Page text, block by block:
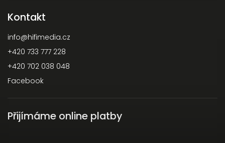
Kontakt
info@hifimedia.cz
+420 733 777 228
+420 702 038 048
Facebook
Přijímáme online platby